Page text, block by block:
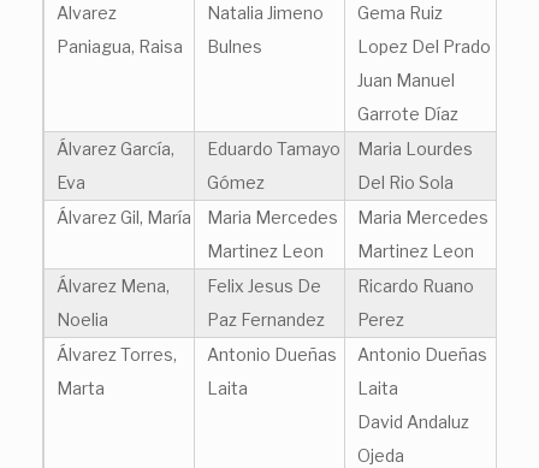
Alvarez
Paniagua, Raisa
Natalia Jimeno
Bulnes
Gema Ruiz
Lopez Del Prado
Juan Manuel
Garrote Díaz
Álvarez García,
Eva
Eduardo Tamayo
Gómez
Maria Lourdes
Del Rio Sola
Álvarez Gil, María
Maria Mercedes
Martinez Leon
Maria Mercedes
Martinez Leon
Álvarez Mena,
Noelia
Felix Jesus De
Paz Fernandez
Ricardo Ruano
Perez
Álvarez Torres,
Marta
Antonio Dueñas
Laita
Antonio Dueñas
Laita
David Andaluz
Ojeda